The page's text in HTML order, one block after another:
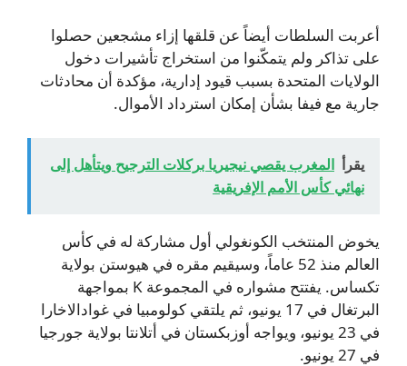
أعربت السلطات أيضاً عن قلقها إزاء مشجعين حصلوا
على تذاكر ولم يتمكّنوا من استخراج تأشيرات دخول
الولايات المتحدة بسبب قيود إدارية، مؤكدة أن محادثات
جارية مع فيفا بشأن إمكان استرداد الأموال.
يقرأ المغرب يقصي نيجيريا بركلات الترجيح ويتأهل إلى
نهائي كأس الأمم الإفريقية
يخوض المنتخب الكونغولي أول مشاركة له في كأس
العالم منذ 52 عاماً، وسيقيم مقره في هيوستن بولاية
تكساس. يفتتح مشواره في المجموعة K بمواجهة
البرتغال في 17 يونيو، ثم يلتقي كولومبيا في غوادالاخارا
في 23 يونيو، ويواجه أوزبكستان في أتلانتا بولاية جورجيا
في 27 يونيو.